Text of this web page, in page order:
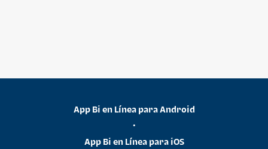
App Bi en Línea para Android
•
App Bi en Línea para iOS